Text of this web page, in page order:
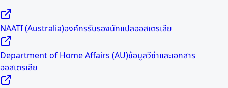
NAATI (Australia)องค์กรรับรองนักแปลออสเตรเลีย
Department of Home Affairs (AU)ข้อมูลวีซ่าและเอกสาร
ออสเตรเลีย